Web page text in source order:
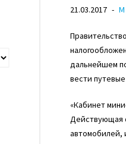
21.03.2017
дальнейшем
вести
«Кабинет
Действующая
автомобилей,